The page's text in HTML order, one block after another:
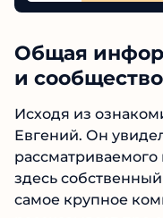
Общая
трейдера и
Исходя из
зовут Евгений. Он
продаже
начать вести
цель — сделать